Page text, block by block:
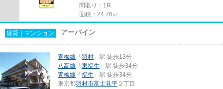
間取り：1R
面積：24.76㎡
賃貸｜マンション アーバイン
青梅線 「羽村 」駅 徒歩13分
八高線 「東福生 」駅 徒歩34分
青梅線 「福生 」駅 徒歩34分
東京都羽村市富士見平 ２丁目